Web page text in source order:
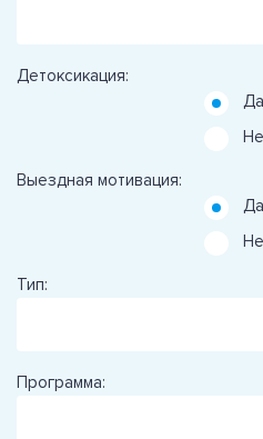
Детоксикация:
Да
Выездная мотивация:
Да
Тип:
Программа: